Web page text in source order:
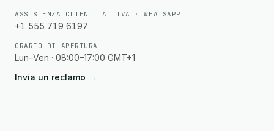
ASSISTENZA CLIENTI ATTIVA · WHATSAPP
+1 555 719 6197
ORARIO DI APERTURA
Lun–Ven · 08:00–17:00 GMT+1
Invia un reclamo →